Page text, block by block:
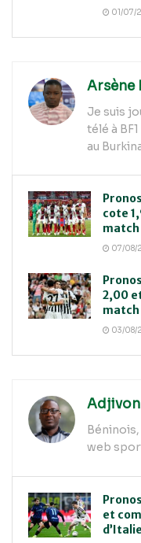
01/07/
Arsène
Je suis
télé à
au
cote
match
07/08/
2,00
03/08/
web
et